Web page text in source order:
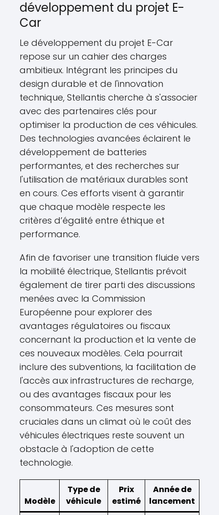
développement du projet E-
Car
Le développement du projet E-Car
repose sur un cahier des charges
ambitieux. Intégrant les principes du
design durable et de l'innovation
technique, Stellantis cherche à s'associer
avec des partenaires clés pour
optimiser la production de ces véhicules.
Des technologies avancées éclairent le
développement de batteries
performantes, et des recherches sur
l'utilisation de matériaux durables sont
en cours. Ces efforts visent à garantir
que chaque modèle respecte les
critères d’égalité entre éthique et
performance.
Afin de favoriser une transition fluide vers
la mobilité électrique, Stellantis prévoit
également de tirer parti des discussions
menées avec la Commission
Européenne pour explorer des
avantages régulatoires ou fiscaux
concernant la production et la vente de
ces nouveaux modèles. Cela pourrait
inclure des subventions, la facilitation de
l'accès aux infrastructures de recharge,
ou des avantages fiscaux pour les
consommateurs. Ces mesures sont
cruciales dans un climat où le coût des
véhicules électriques reste souvent un
obstacle à l'adoption de cette
technologie.
Modèle
Type de
véhicule
Prix
estimé
Année de
lancement